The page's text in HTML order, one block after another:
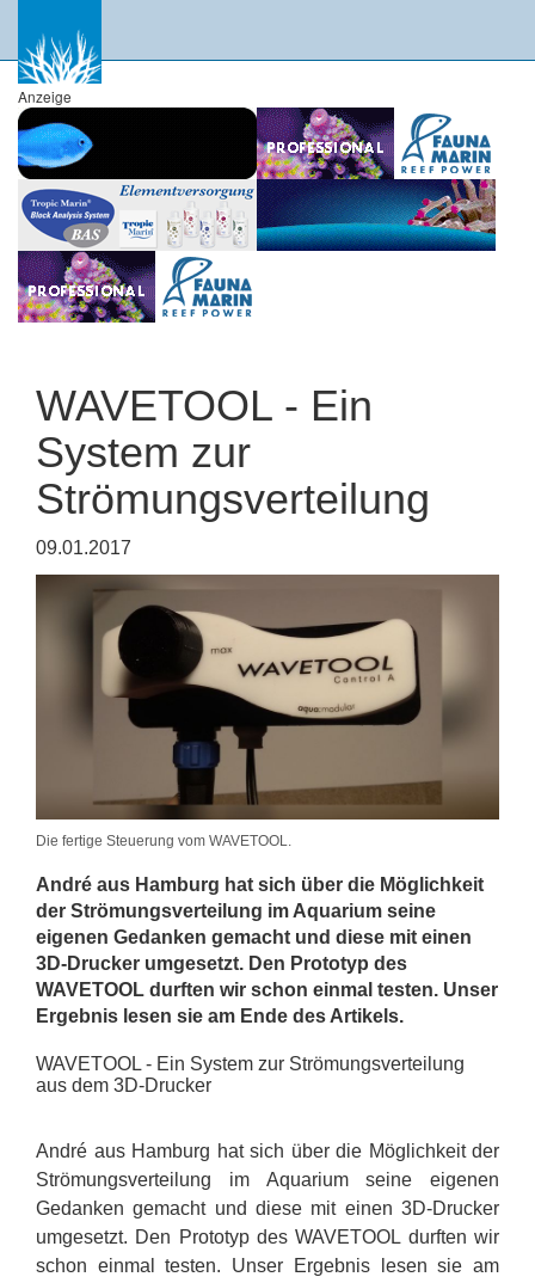
Anzeige
WAVETOOL - Ein
System zur
Strömungsverteilung
09.01.2017
Die fertige Steuerung vom WAVETOOL.
André aus Hamburg hat sich über die Möglichkeit
der Strömungsverteilung im Aquarium seine
eigenen Gedanken gemacht und diese mit einen
3D-Drucker umgesetzt. Den Prototyp des
WAVETOOL durften wir schon einmal testen. Unser
Ergebnis lesen sie am Ende des Artikels.
WAVETOOL - Ein System zur Strömungsverteilung
aus dem 3D-Drucker
André aus Hamburg hat sich über die Möglichkeit der
Strömungsverteilung im Aquarium seine eigenen
Gedanken gemacht und diese mit einen 3D-Drucker
umgesetzt. Den Prototyp des WAVETOOL durften wir
schon einmal testen. Unser Ergebnis lesen sie am